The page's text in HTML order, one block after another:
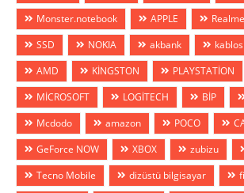
Monster.notebook
APPLE Realme
SSD
NOKIA akbank
AMD
KİNGSTON PLAYSTATİON
MİCROSOFT
LOGİTECH BİP
Mcdodo
amazon POCO
GeForce NOW
XBOX zubizu
Tecno Mobile
dizüstü bilgisayar